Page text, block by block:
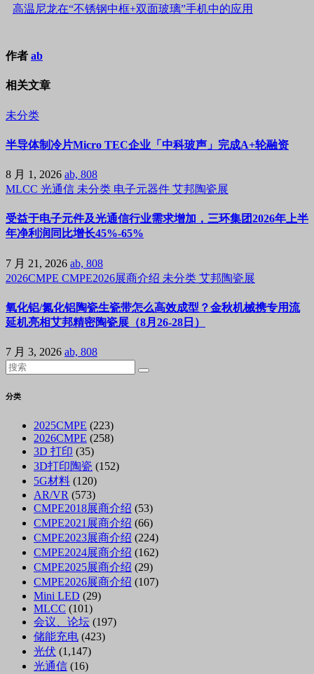
高温尼龙在“不锈钢中框+双面玻璃”手机中的应用
作者 ab
相关文章
未分类
半导体制冷片Micro TEC企业「中科玻声」完成A+轮融资
8 月 1, 2026 ab, 808
MLCC 光通信 未分类 电子元器件 艾邦陶瓷展
受益于电子元件及光通信行业需求增加，三环集团2026年上半
年净利润同比增长45%-65%
7 月 21, 2026 ab, 808
2026CMPE CMPE2026展商介绍 未分类 艾邦陶瓷展
氧化铝/氮化铝陶瓷生瓷带怎么高效成型？金秋机械携专用流
延机亮相艾邦精密陶瓷展（8月26-28日）
7 月 3, 2026 ab, 808
分类
2025CMPE (223)
2026CMPE (258)
3D 打印 (35)
3D打印陶瓷 (152)
5G材料 (120)
AR/VR (573)
CMPE2018展商介绍 (53)
CMPE2021展商介绍 (66)
CMPE2023展商介绍 (224)
CMPE2024展商介绍 (162)
CMPE2025展商介绍 (29)
CMPE2026展商介绍 (107)
Mini LED (29)
MLCC (101)
会议、论坛 (197)
储能充电 (423)
光伏 (1,147)
光通信 (16)